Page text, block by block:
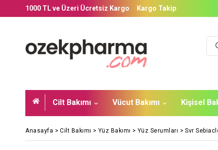
1000 TL ve Üzeri Ücretsiz Kargo Kargo Takip
Cilt Bakımı Vücut Bakımı Kişisel
Anasayfa > Cilt Bakımı > Yüz Bakımı > Yüz Serumları > Svr